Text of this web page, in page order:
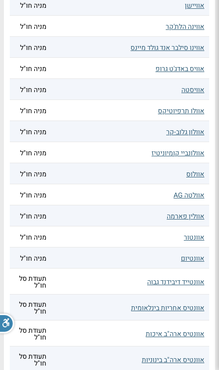
אוויישן מניה חו"ל
אווינה הלת'קר מניה חו"ל
אווינו סילבר אנד גולד מיינס מניה חו"ל
אוויס באדג'ט גרופ מניה חו"ל
אוויסטה מניה חו"ל
אוולו תרפיוטיקס מניה חו"ל
אוולון גלוב-קר מניה חו"ל
אוולונביי קומיוניטיז מניה חו"ל
אוולוס מניה חו"ל
אוולטה AG מניה חו"ל
אוולין פארמה מניה חו"ל
אוונטור מניה חו"ל
אוונטיום מניה חו"ל
אוונטייד דיבידנד גבוה תעודת סל
חו"ל
אוונטיס אחריות בינלאומית תעודת סל
חו"ל
אוונטיס ארה"ב איכות תעודת סל
חו"ל
אוונטיס ארה"ב בינוניות תעודת סל
חו"ל